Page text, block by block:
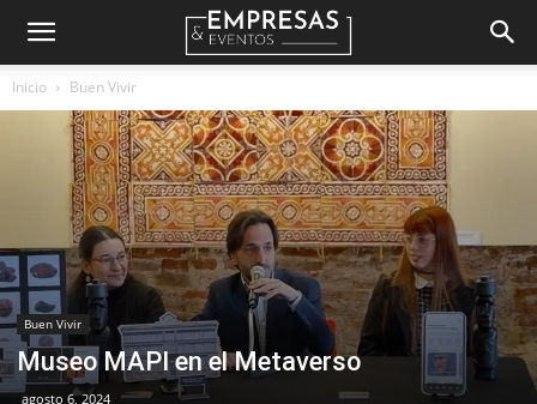
Empresas
Inicio Buen Vivir
Buen Vivir
Museo MAPI en el Metaverso
agosto 6, 2024